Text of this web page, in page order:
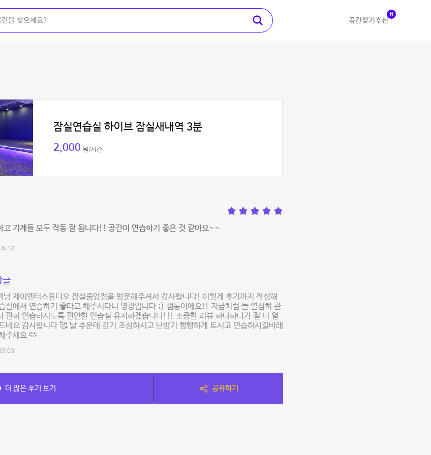
공간찾기 추천
N
잠실연습실 하이브 잠실새내역 3분
2,000 원/시간
고 기계들 모두 작동 잘 됩니다!! 공간이 연습하기 좋은 것 같아요~~
글
님 제이엔터스튜디오 잠실중앙점을 방문해주셔서 감사합니다! 이렇게 후기까지 작성해
실에서 연습하기 좋다고 해주시다니 영광입니다 ;) 갬동이에요!! 지금처럼 늘 열심히 관
편히 연습하시도록 편안한 연습실 유지하겠습니다!!! 소중한 리뷰 하나하나가 절 더 열
네요 감사합니다 🥰 날 추운데 감기 조심하시고 난방기 빵빵하게 트시고 연습하시길바래
주세요 🫶
더 많은 후기 보기 공유하기